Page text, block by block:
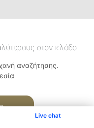
Live chat
στον κλάδο
αναζήτησης.